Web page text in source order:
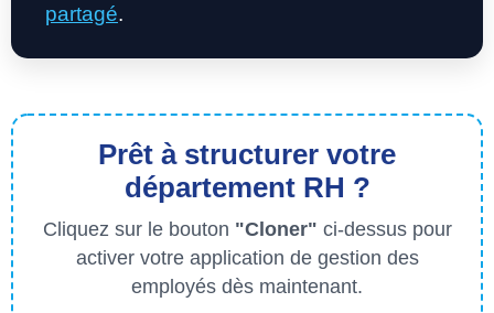
partagé.
Prêt à structurer votre
département RH ?
Cliquez sur le bouton "Cloner" ci-dessus pour
activer votre application de gestion des
employés dès maintenant.